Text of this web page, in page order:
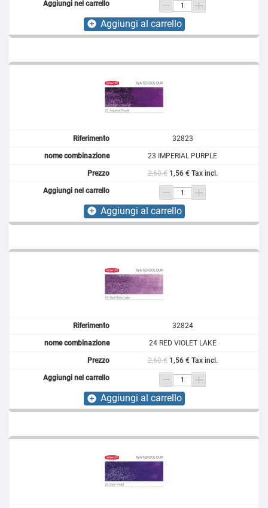
add_circle Aggiungi al carrello
32823
23 IMPERIAL PURPLE
2,60 € 1,56 € Tax incl.
add_circle Aggiungi al carrello
32824
24 RED VIOLET LAKE
2,60 € 1,56 € Tax incl.
add_circle Aggiungi al carrello